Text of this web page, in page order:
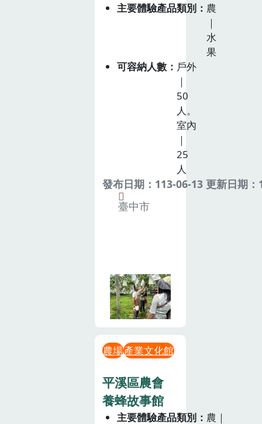
主要體驗產品類別
農
｜
水
果
可容納人數
戶外
｜
50
人。
室內
｜
25
人
發布日期：113-06-13 更新日期
臺中市
農場產業文化館
平溪區農會
養蜂故事館
主要體驗產品類別
農｜